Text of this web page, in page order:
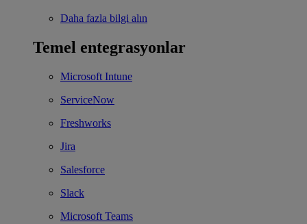
Daha fazla bilgi alın
Temel entegrasyonlar
Microsoft Intune
ServiceNow
Freshworks
Jira
Salesforce
Slack
Microsoft Teams